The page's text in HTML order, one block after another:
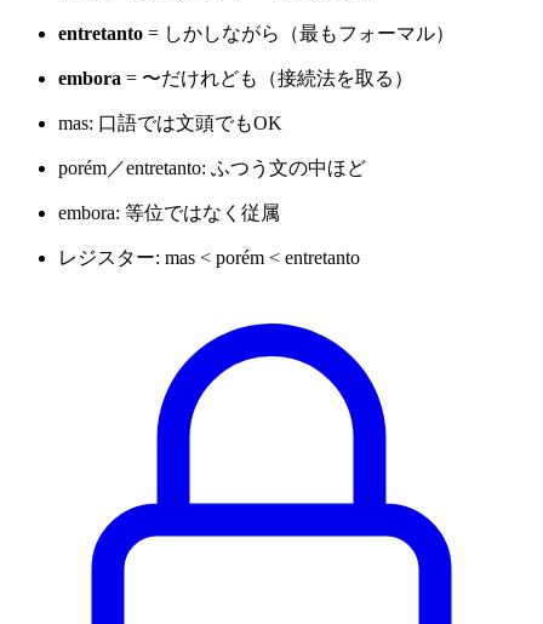
entretanto = しかしながら（最もフォーマル）
embora = 〜だけれども（接続法を取る）
mas: 口語では文頭でもOK
porém／entretanto: ふつう文の中ほど
embora: 等位ではなく従属
レジスター: mas < porém < entretanto